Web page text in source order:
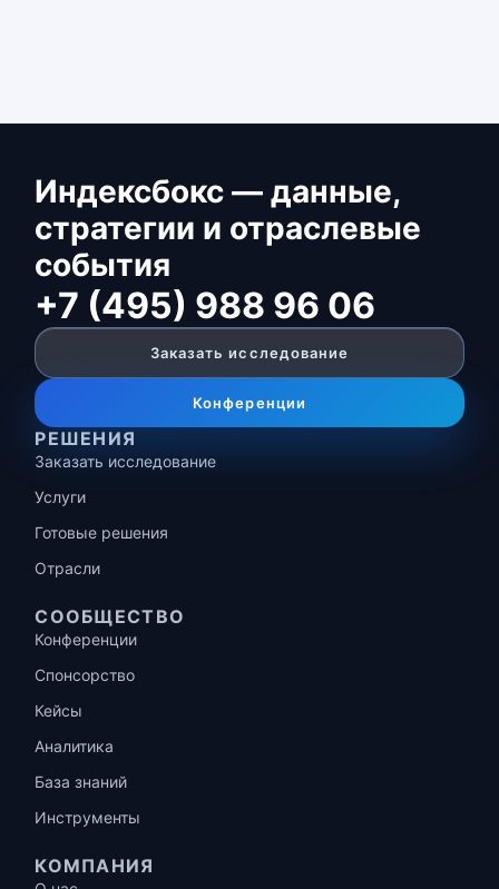
Индексбокс — данные,
стратегии и отраслевые
события
+7 (495) 988 96 06
Заказать исследование
Конференции
РЕШЕНИЯ
Заказать исследование
Услуги
Готовые решения
Отрасли
СООБЩЕСТВО
Конференции
Спонсорство
Кейсы
Аналитика
База знаний
Инструменты
КОМПАНИЯ